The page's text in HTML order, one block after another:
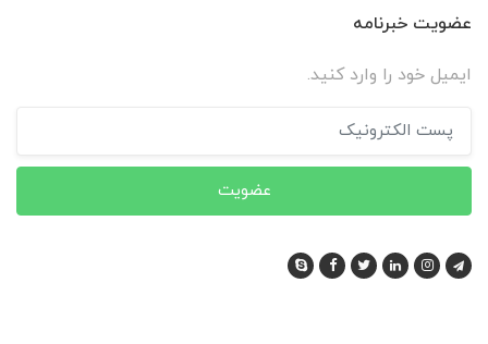
عضویت خبرنامه
ایمیل خود را وارد کنید.
عضویت